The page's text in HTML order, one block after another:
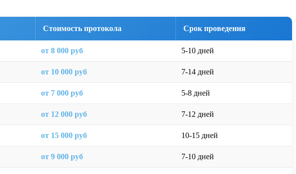
Стоимость протокола Срок проведения
от 8 000 руб 5-10 дней
от 10 000 руб 7-14 дней
от 7 000 руб 5-8 дней
от 12 000 руб 7-12 дней
от 15 000 руб 10-15 дней
от 9 000 руб 7-10 дней